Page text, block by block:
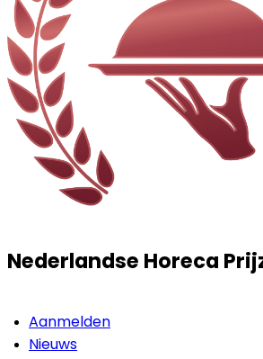
Nederlandse Horeca
Aanmelden
Nieuws